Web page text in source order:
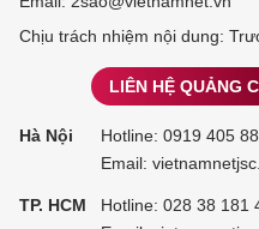
Chịu trách nhiệm nội dung:
LIÊN HỆ QUẢNG
Hà Nội Hotline: 0919 405
Email:
TP. HCM Hotline: 028 38 181